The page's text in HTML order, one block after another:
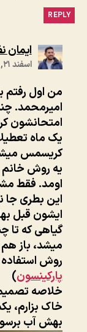
REPLY
ایمان
اسفند ۲۱, ۱۳۹۵ در ۷:۴۳ ب.ظ
من اول رفتم
امیرمحمد.
امتحانشون
یک ماه
کریسمس
یه روش خانم
اومد. فقط
این بطری جا
ایشون قبل
گیاهی که تا
میشد، باز
روش
پارکینسون)
خلاصه
خاک بزارم،
بهش آب